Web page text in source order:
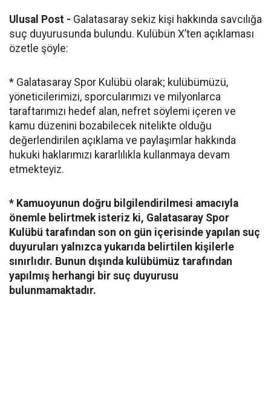
Ulusal Post - Galatasaray sekiz kişi hakkında savcılığa
suç duyurusunda bulundu. Kulübün X’ten açıklaması
özetle şöyle:
* Galatasaray Spor Kulübü olarak; kulübümüzü,
yöneticilerimizi, sporcularımızı ve milyonlarca
taraftarımızı hedef alan, nefret söylemi içeren ve
kamu düzenini bozabilecek nitelikte olduğu
değerlendirilen açıklama ve paylaşımlar hakkında
hukuki haklarımızı kararlılıkla kullanmaya devam
etmekteyiz.
* Kamuoyunun doğru bilgilendirilmesi amacıyla
önemle belirtmek isteriz ki, Galatasaray Spor
Kulübü tarafından son on gün içerisinde yapılan suç
duyuruları yalnızca yukarıda belirtilen kişilerle
sınırlıdır. Bunun dışında kulübümüz tarafından
yapılmış herhangi bir suç duyurusu
bulunmamaktadır.